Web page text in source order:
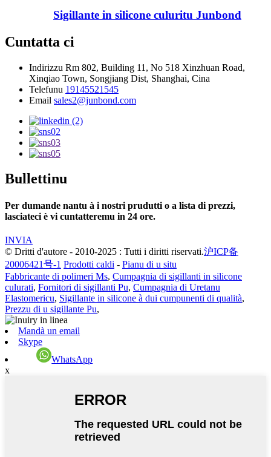
Sigillante in silicone culuritu Junbond
Cuntatta ci
Indirizzu Rm 802, Building 11, No 518 Xinzhuan Road,
Xinqiao Town, Songjiang Dist, Shanghai, Cina
Telefunu 19145521545
Email sales2@junbond.com
Bullettinu
Per dumande nantu à i nostri prudutti o a lista di prezzi,
lasciateci è vi cuntatteremu in 24 ore.
INVIA
© Dritti d'autore - 2010-2025 : Tutti i diritti riservati.沪ICP备
20006421号-1 Prodotti caldi - Pianu di u situ
Fabbricante di polimeri Ms, Cumpagnia di sigillanti in silicone
culurati, Fornitori di sigillanti Pu, Cumpagnia di Uretanu
Elastomericu, Sigillante in silicone à dui cumpunenti di qualità,
Prezzu di u sigillante Pu,
Mandà un email
Skype
WhatsApp
x